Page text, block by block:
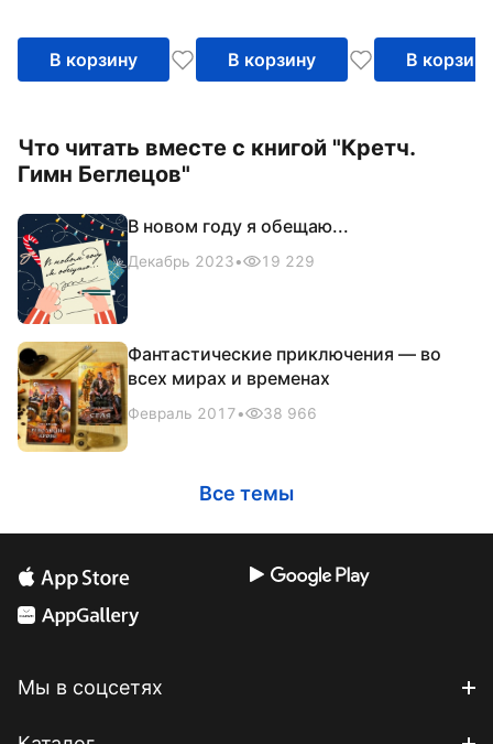
В корзину В корзину В корзину
Что читать вместе с книгой "Кретч.
Гимн Беглецов"
В новом году я обещаю...
Декабрь 2023• 19 229
Фантастические приключения — во
всех мирах и временах
Февраль 2017• 38 966
Все темы
Мы в соцсетях